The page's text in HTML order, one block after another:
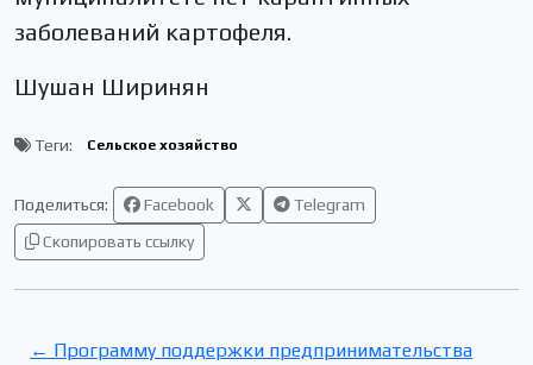
заболеваний картофеля.
Шушан Ширинян
Теги: Сельское хозяйство
Поделиться: Facebook
Telegram
Скопировать ссылку
← Программу поддержки предпринимательства